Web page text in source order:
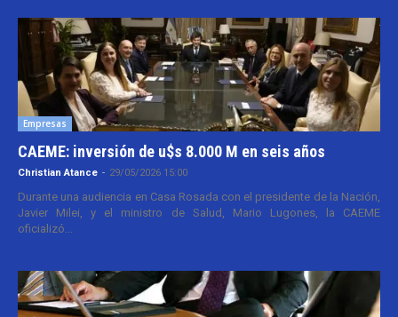
Empresas
CAEME: inversión de u$s 8.000 M en seis años
Christian Atance - 29/05/2026 15:00
Durante una audiencia en Casa Rosada con el presidente de la Nación,
Javier Milei, y el ministro de Salud, Mario Lugones, la CAEME
oficializó...